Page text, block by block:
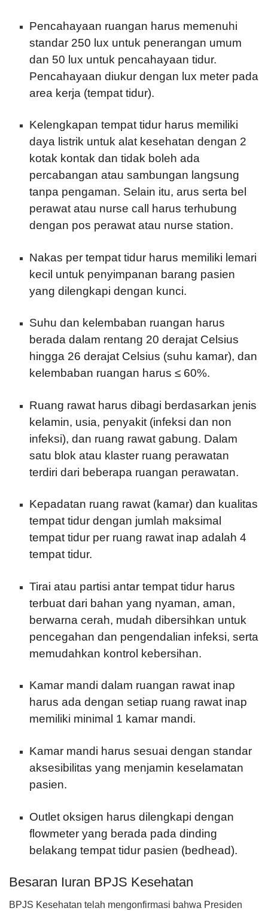
Pencahayaan ruangan harus memenuhi
standar 250 lux untuk penerangan umum
dan 50 lux untuk pencahayaan tidur.
Pencahayaan diukur dengan lux meter pada
area kerja (tempat tidur).
Kelengkapan tempat tidur harus memiliki
daya listrik untuk alat kesehatan dengan 2
kotak kontak dan tidak boleh ada
percabangan atau sambungan langsung
tanpa pengaman. Selain itu, arus serta bel
perawat atau nurse call harus terhubung
dengan pos perawat atau nurse station.
Nakas per tempat tidur harus memiliki lemari
kecil untuk penyimpanan barang pasien
yang dilengkapi dengan kunci.
Suhu dan kelembaban ruangan harus
berada dalam rentang 20 derajat Celsius
hingga 26 derajat Celsius (suhu kamar), dan
kelembaban ruangan harus ≤ 60%.
Ruang rawat harus dibagi berdasarkan jenis
kelamin, usia, penyakit (infeksi dan non
infeksi), dan ruang rawat gabung. Dalam
satu blok atau klaster ruang perawatan
terdiri dari beberapa ruangan perawatan.
Kepadatan ruang rawat (kamar) dan kualitas
tempat tidur dengan jumlah maksimal
tempat tidur per ruang rawat inap adalah 4
tempat tidur.
Tirai atau partisi antar tempat tidur harus
terbuat dari bahan yang nyaman, aman,
berwarna cerah, mudah dibersihkan untuk
pencegahan dan pengendalian infeksi, serta
memudahkan kontrol kebersihan.
Kamar mandi dalam ruangan rawat inap
harus ada dengan setiap ruang rawat inap
memiliki minimal 1 kamar mandi.
Kamar mandi harus sesuai dengan standar
aksesibilitas yang menjamin keselamatan
pasien.
Outlet oksigen harus dilengkapi dengan
flowmeter yang berada pada dinding
belakang tempat tidur pasien (bedhead).
Besaran Iuran BPJS Kesehatan
BPJS Kesehatan telah mengonfirmasi bahwa Presiden